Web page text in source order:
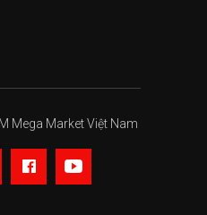
Mega Market Việt Nam